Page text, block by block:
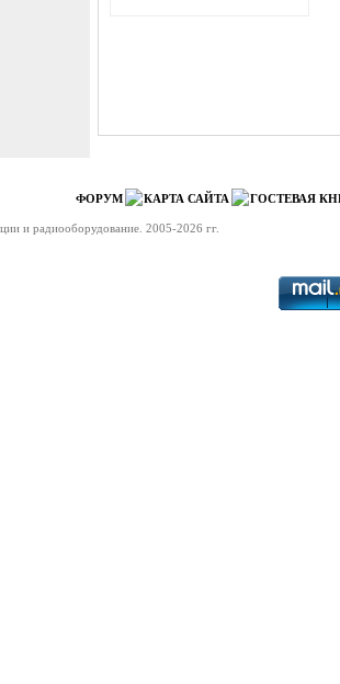
ФОРУМ КАРТА САЙТА ГОСТЕВАЯ
и радиооборудование. 2005-2026 гг.